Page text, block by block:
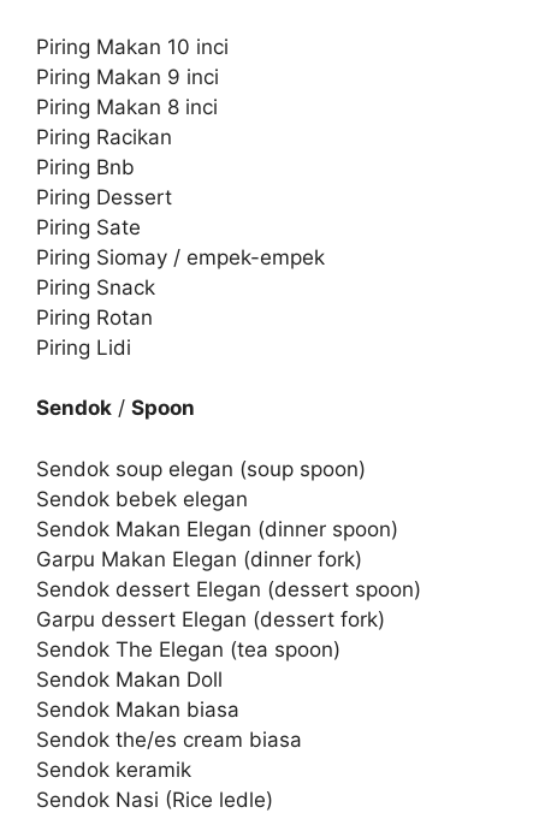
Piring Makan 10 inci
Piring Makan 9 inci
Piring Makan 8 inci
Piring Racikan
Piring Bnb
Piring Dessert
Piring Sate
Piring Siomay / empek-empek
Piring Snack
Piring Rotan
Piring Lidi
Sendok / Spoon
Sendok soup elegan (soup spoon)
Sendok bebek elegan
Sendok Makan Elegan (dinner spoon)
Garpu Makan Elegan (dinner fork)
Sendok dessert Elegan (dessert spoon)
Garpu dessert Elegan (dessert fork)
Sendok The Elegan (tea spoon)
Sendok Makan Doll
Sendok Makan biasa
Sendok the/es cream biasa
Sendok keramik
Sendok Nasi (Rice ledle)